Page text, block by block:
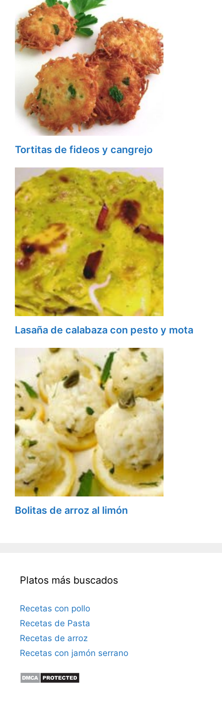
Tortitas de fideos y cangrejo
Lasaña de calabaza con pesto y mota
Bolitas de arroz al limón
Platos más buscados
Recetas con pollo
Recetas de Pasta
Recetas de arroz
Recetas con jamón serrano